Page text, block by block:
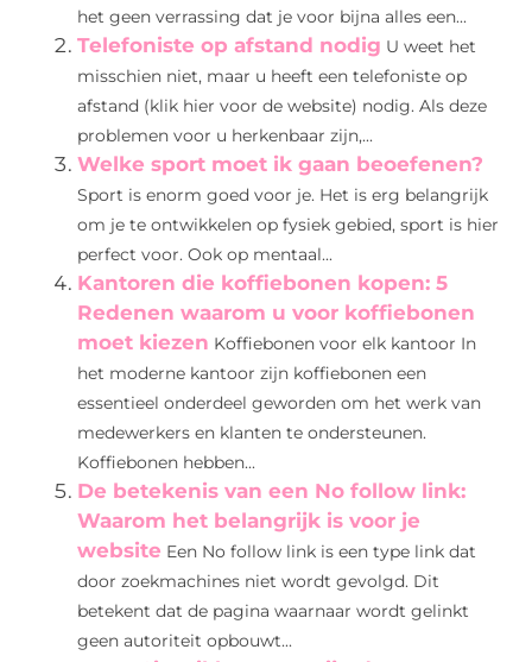
het geen verrassing dat je voor bijna alles een...
Telefoniste op afstand nodig U weet het
misschien niet, maar u heeft een telefoniste op
afstand (klik hier voor de website) nodig. Als deze
problemen voor u herkenbaar zijn,...
Welke sport moet ik gaan beoefenen?
Sport is enorm goed voor je. Het is erg belangrijk
om je te ontwikkelen op fysiek gebied, sport is hier
perfect voor. Ook op mentaal...
Kantoren die koffiebonen kopen: 5
Redenen waarom u voor koffiebonen
moet kiezen Koffiebonen voor elk kantoor In
het moderne kantoor zijn koffiebonen een
essentieel onderdeel geworden om het werk van
medewerkers en klanten te ondersteunen.
Koffiebonen hebben...
De betekenis van een No follow link:
Waarom het belangrijk is voor je
website Een No follow link is een type link dat
door zoekmachines niet wordt gevolgd. Dit
betekent dat de pagina waarnaar wordt gelinkt
geen autoriteit opbouwt...